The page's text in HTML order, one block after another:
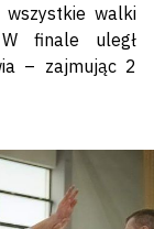
wszystkie walki
W finale uległ
– zajmując 2